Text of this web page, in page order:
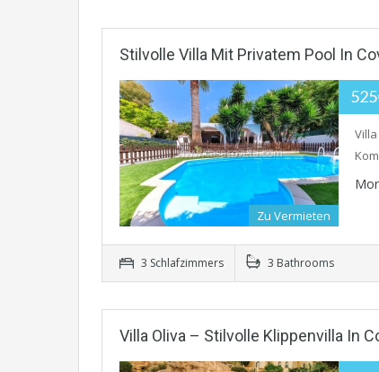
Stilvolle Villa Mit Privatem Pool In
Zu Vermieten
3 Schlafzimmers 3 Bathrooms
Villa Oliva – Stilvolle Klippenvilla In